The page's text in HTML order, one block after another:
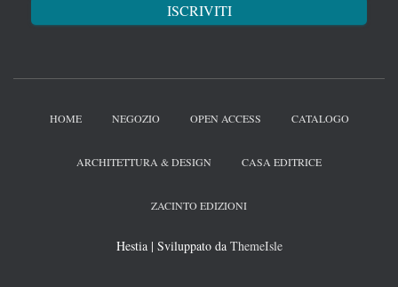
HOME NEGOZIO OPEN ACCESS CATALOGO
ARCHITETTURA & DESIGN CASA EDITRICE
ZACINTO EDIZIONI
Hestia | Sviluppato da ThemeIsle